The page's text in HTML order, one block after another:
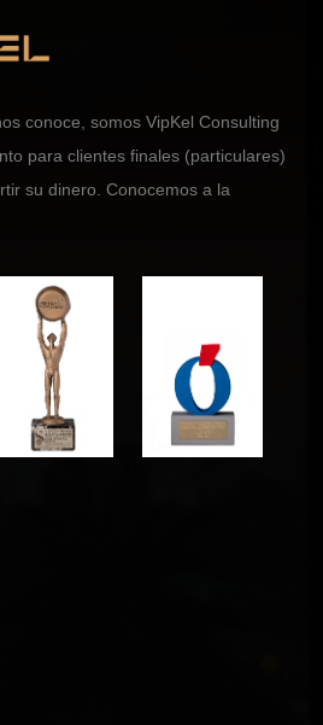
conoce, somos VipKel Consulting
para clientes finales (particulares)
su dinero. Conocemos a la